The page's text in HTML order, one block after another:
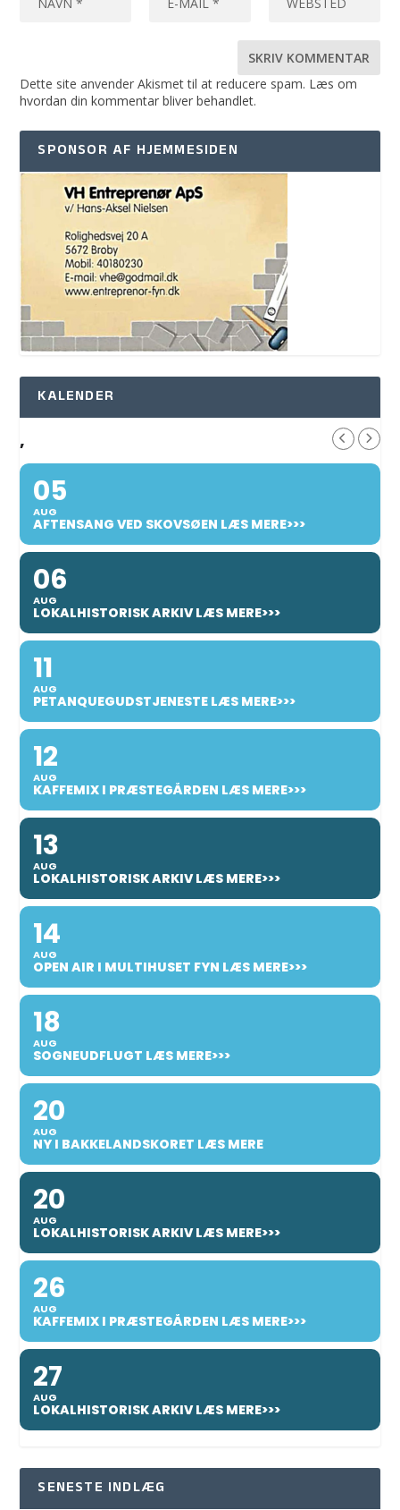
Dette site anvender Akismet til at reducere spam. Læs om
hvordan din kommentar bliver behandlet.
SPONSOR AF HJEMMESIDEN
KALENDER
,
05
AUG
AFTENSANG VED SKOVSØEN LÆS MERE>>>
06
AUG
LOKALHISTORISK ARKIV LÆS MERE>>>
11
AUG
PETANQUEGUDSTJENESTE LÆS MERE>>>
12
AUG
KAFFEMIX I PRÆSTEGÅRDEN LÆS MERE>>>
13
AUG
LOKALHISTORISK ARKIV LÆS MERE>>>
14
AUG
OPEN AIR I MULTIHUSET FYN LÆS MERE>>>
18
AUG
SOGNEUDFLUGT LÆS MERE>>>
20
AUG
NY I BAKKELANDSKORET LÆS MERE
20
AUG
LOKALHISTORISK ARKIV LÆS MERE>>>
26
AUG
KAFFEMIX I PRÆSTEGÅRDEN LÆS MERE>>>
27
AUG
LOKALHISTORISK ARKIV LÆS MERE>>>
SENESTE INDLÆG